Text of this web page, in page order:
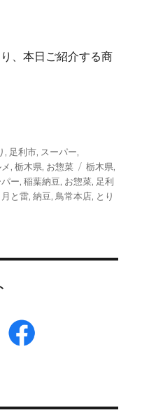
、本日ご紹介する商
店」のとり弁当と日本一
, 足利市, スーパー,
メ,栃木県, お惣菜
タ
グ
栃木県,
ー,稲葉納豆, お惣菜, 足利
月と雷,納豆,鳥常本店, とり